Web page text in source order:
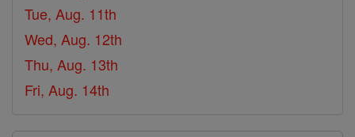
Tue, Aug. 11th
Wed, Aug. 12th
Thu, Aug. 13th
Fri, Aug. 14th